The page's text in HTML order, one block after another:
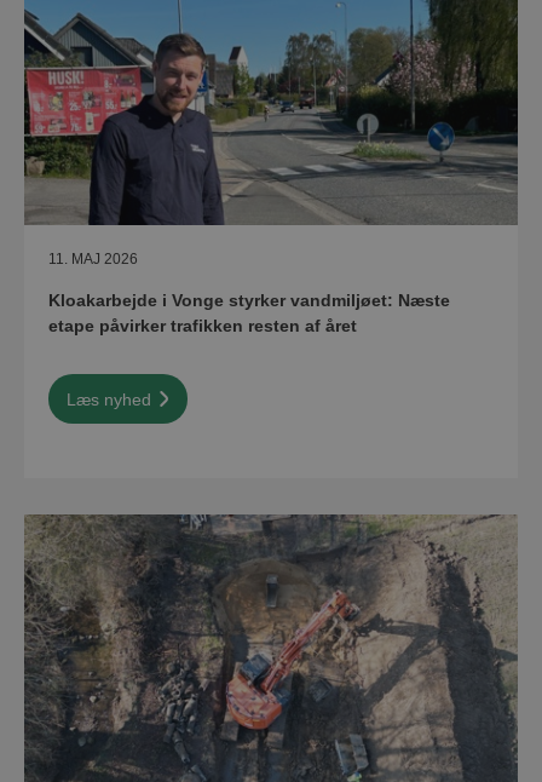
11. MAJ 2026
Kloakarbejde i Vonge styrker vandmiljøet: Næste
etape påvirker trafikken resten af året
Læs nyhed